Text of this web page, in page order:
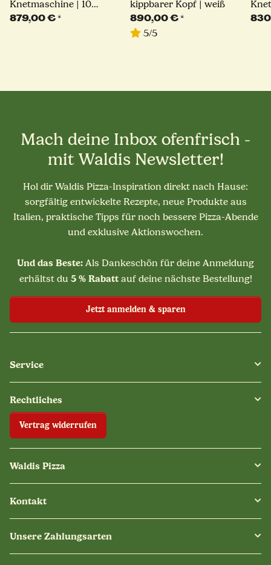
Knetmaschine | 10
Geschwingkeiten |
hohe Hydration | weiß
879,00 €*
kippbarer Kopf | weiß
890,00 €*
5/5
weiß
Mach deine Inbox ofenfrisch -
mit Waldis Newsletter!
Hol dir Waldis Pizza-Inspiration direkt nach Hause:
sorgfältig entwickelte Rezepte, neue Produkte aus
Italien, praktische Tipps für noch bessere Pizza-Abende
und exklusive Aktionswochen.
Und das Beste: Als Dankeschön für deine Anmeldung
erhältst du 5 % Rabattauf deine nächste Bestellung!
Jetzt anmelden & sparen
Service
Rechtliches
Vertrag widerrufen
Waldis Pizza
Kontakt
Unsere Zahlungsarten